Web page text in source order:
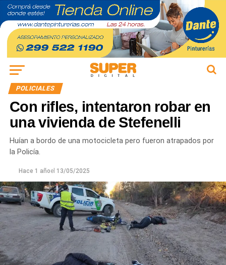
POLICIALES
Con rifles, intentaron robar en
una vivienda de Stefenelli
Huían a bordo de una motocicleta pero fueron atrapados por
la Policía.
Hace 1 añoel 13/05/2025